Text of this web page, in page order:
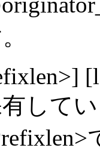
して